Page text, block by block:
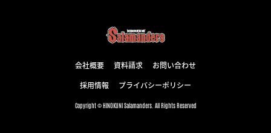
会社概要 資料請求 お問い合わせ
採用情報 プライバシーポリシー
Copyright © HINOKUNI Salamanders. All Rights Reserved